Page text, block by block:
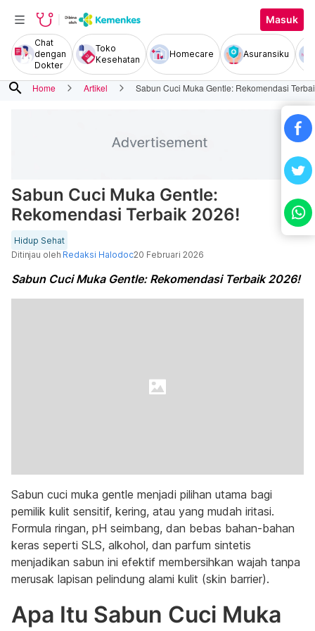
Masuk
Chat
dengan
Dokter
Toko
Kesehatan
Homecare Asuransiku
search Home Artikel Sabun Cuci Muka Gentle: Rekomendasi
Sabun Cuci Muka Gentle:
Rekomendasi Terbaik 2026!
Hidup Sehat
Ditinjau oleh Redaksi Halodoc20 Februari 2026
Sabun Cuci Muka Gentle: Rekomendasi Terbaik 2026!
Sabun cuci muka gentle menjadi pilihan utama bagi
pemilik kulit sensitif, kering, atau yang mudah iritasi.
Formula ringan, pH seimbang, dan bebas bahan-bahan
keras seperti SLS, alkohol, dan parfum sintetis
menjadikan sabun ini efektif membersihkan wajah tanpa
merusak lapisan pelindung alami kulit (skin barrier).
Apa Itu Sabun Cuci Muka